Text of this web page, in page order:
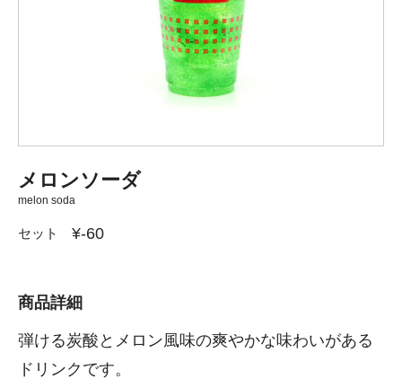
メロンソーダ
melon soda
セット ¥-60
商品詳細
弾ける炭酸とメロン風味の爽やかな味わいがある
ドリンクです。